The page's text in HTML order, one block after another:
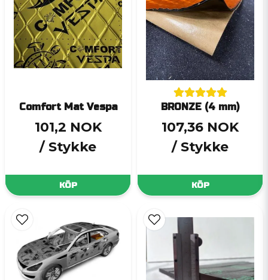
Comfort Mat Vespa
101,2 NOK
/ Stykke
KÖP
BRONZE (4 mm)
107,36 NOK
/ Stykke
KÖP